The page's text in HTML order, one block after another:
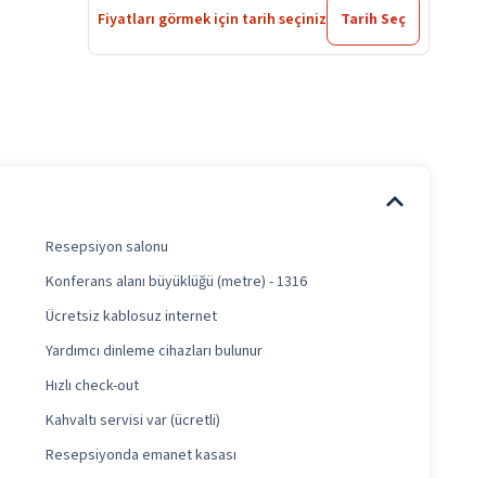
Fiyatları görmek için tarih seçiniz Tarih Seç
Resepsiyon salonu
Konferans alanı büyüklüğü (metre) - 1316
Ücretsiz kablosuz internet
Yardımcı dinleme cihazları bulunur
Hızlı check-out
Kahvaltı servisi var (ücretli)
Resepsiyonda emanet kasası